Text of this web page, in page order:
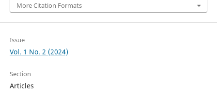
More Citation Formats
Issue
Vol. 1 No. 2 (2024)
Section
Articles